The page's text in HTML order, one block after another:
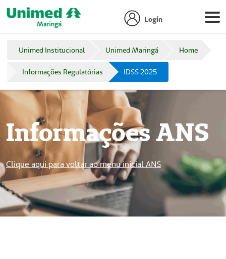
Login
Unimed Institucional Unimed Maringá Home
Informações Regulatórias IDSS 2025
Informações ANS
Clique aqui para voltar ao menu inicial ANS